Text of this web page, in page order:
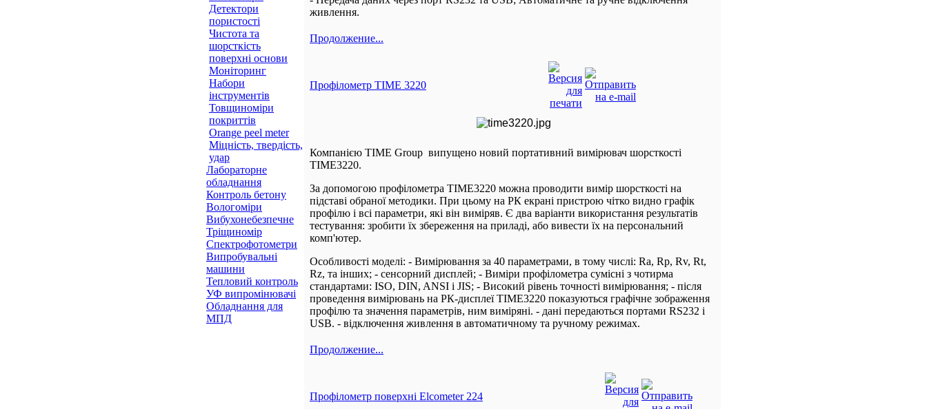
Детектори
пористості
Чистота та
шорсткість
поверхні основи
Моніторинг
Набори
інструментів
Товщиноміри
покриттів
Orange peel meter
Міцність, твердість,
удар
Лабораторне
обладнання
Контроль бетону
Вологоміри
Вибухонебезпечне
Тріщиномір
Спектрофотометри
Випробувальні
машини
Тепловий контроль
УФ випромінювачі
Обладнання для
МПД
живлення.
Продолжение...
Профілометр TIME 3220
Компанією TIME Group випущено новий портативний вимірювач шорсткості
TIME3220.
За допомогою профілометра TIME3220 можна проводити вимір шорсткості на
підставі обраної методики. При цьому на РК екрані пристрою чітко видно графік
профілю і всі параметри, які він виміряв. Є два варіанти використання результатів
тестування: зробити їх збереження на приладі, або вивести їх на персональний
комп'ютер.
Особливості моделі: - Вимірювання за 40 параметрами, в тому числі: Ra, Rp, Rv, Rt,
Rz, та інших; - сенсорний дисплей; - Виміри профілометра сумісні з чотирма
стандартами: ISO, DIN, ANSI і JIS; - Високий рівень точності вимірювання; - після
проведення вимірювань на РК-дисплеї TIME3220 показуються графічне зображення
профілю та значення параметрів, ним виміряні. - дані передаються портами RS232 і
USB. - відключення живлення в автоматичному та ручному режимах.
Продолжение...
Профілометр поверхні Elcometer 224